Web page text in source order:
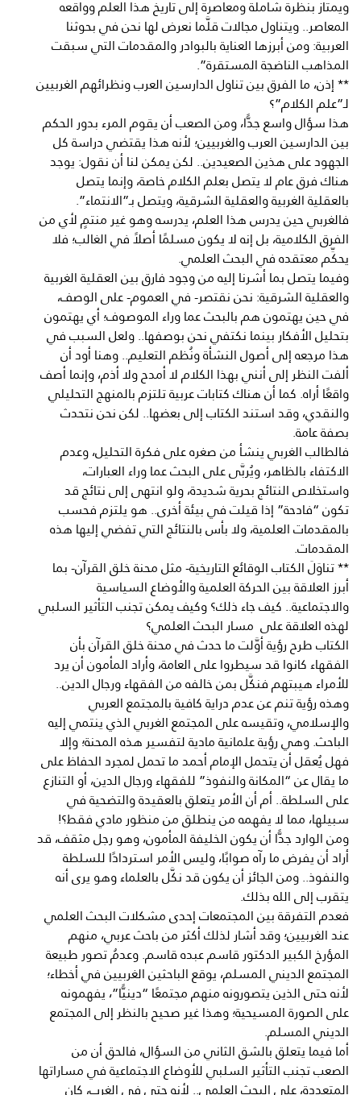
ويمتاز بنظرة شاملة ومعاصرة إلى تاريخ هذا العلم وواقعه
المعاصر.. ويتناول مجالات قلَّما نعرض لها نحن في بحوثنا
العربية: ومن أبرزها العناية بالبوادر والمقدمات التي سبقت
المذاهب الناضجة المستقرة”.
** إذن، ما الفرق بين تناول الدارسين العرب ونظرائهم الغربيين
لـ”علم الكلام”؟
هذا سؤال واسع جدًّا، ومن الصعب أن يقوم المرء بدور الحكم
بين الدارسين العرب والغربيين؛ لأنه هذا يقتضي دراسة كل
الجهود على هذين الصعيدين.. لكن يمكن لنا أن نقول: يوجد
هناك فرق عام لا يتصل بعلم الكلام خاصة، وإنما يتصل
بالعقلية الغربية والعقلية الشرقية، ويتصل بـ”الانتماء”.
فالغربي حين يدرس هذا العلم، يدرسه وهو غير منتمٍ لأي من
الفرق الكلامية، بل إنه لا يكون مسلمًا أصلاً في الغالب؛ فلا
يحكِّم معتقده في البحث العلمي.
وفيما يتصل بما أشرنا إليه من وجود فارق بين العقلية الغربية
والعقلية الشرقية: نحن نقتصر- في العموم- على الوصف،
في حين يهتمون هم بالبحث عما وراء الموصوف؛ أي يهتمون
بتحليل الأفكار بينما نكتفي نحن بوصفها.. ولعل السبب في
هذا مرجعه إلى أصول النشأة ونُظم التعليم.. وهنا أود أن
ألفت النظر إلى أنني بهذا الكلام لا أمدح ولا أذم، وإنما أصف
واقعًا أراه. كما أن هناك كتابات عربية تلتزم بالمنهج التحليلي
والنقدي، وقد استند الكتاب إلى بعضها.. لكن نحن نتحدث
بصفة عامة.
فالطالب الغربي ينشأ من صغره على فكرة التحليل، وعدم
الاكتفاء بالظاهر، ويُربَّى على البحث عما وراء العبارات،
واستخلاص النتائج بحرية شديدة، ولو انتهى إلى نتائج قد
تكون “فادحة” إذا قيلت في بيئة أخرى.. هو يلتزم فحسب
بالمقدمات العلمية، ولا بأس بالنتائج التي تفضي إليها هذه
المقدمات.
** تناوَلَ الكتاب الوقائع التاريخية- مثل محنة خلق القرآن- بما
أبرز العلاقة بين الحركة العلمية والأوضاع السياسية
والاجتماعية.. كيف جاء ذلك؟ وكيف يمكن تجنب التأثير السلبي
لهذه العلاقة على مسار البحث العلمي؟
الكتاب طرح رؤية أوَّلت ما حدث في محنة خلق القرآن بأن
الفقهاء كانوا قد سيطروا على العامة، وأراد المأمون أن يرد
للأمراء هيبتهم فنكَّل بمن خالفه من الفقهاء ورجال الدين..
وهذه رؤية تنم عن عدم دراية كافية بالمجتمع العربي
والإسلامي، وتقيسه على المجتمع الغربي الذي ينتمي إليه
الباحث. وهي رؤية علمانية مادية لتفسير هذه المحنة؛ وإلا
فهل يُعقل أن يتحمل الإمام أحمد ما تحمل لمجرد الحفاظ على
ما يقال عن “المكانة والنفوذ” للفقهاء ورجال الدين، أو التنازع
على السلطة.. أم أن الأمر يتعلق بالعقيدة والتضحية في
سبيلها، مما لا يفهمه من ينطلق من منظور مادي فقط؟!
ومن الوارد جدًّا أن يكون الخليفة المأمون، وهو رجل مثقف، قد
أراد أن يفرض ما رآه صوابًا، وليس الأمر استردادًا للسلطة
والنفوذ.. ومن الجائز أن يكون قد نكَّل بالعلماء وهو يرى أنه
يتقرب إلى الله بذلك.
فعدم التفرقة بين المجتمعات إحدى مشكلات البحث العلمي
عند الغربيين؛ وقد أشار لذلك أكثر من باحث عربي، منهم
المؤرخ الكبير الدكتور قاسم عبده قاسم. وعدمُ تصور طبيعة
المجتمع الديني المسلم، يوقع الباحثين الغربيين في أخطاء؛
لأنه حتى الذين يتصورونه منهم مجتمعًا “دينيًّا”، يفهمونه
على الصورة المسيحية؛ وهذا غير صحيح بالنظر إلى المجتمع
الديني المسلم.
أما فيما يتعلق بالشق الثاني من السؤال، فالحق أن من
الصعب تجنب التأثير السلبي للأوضاع الاجتماعية في مساراتها
المتعددة، على البحث العلمي.. لأنه حتى في الغرب، كان